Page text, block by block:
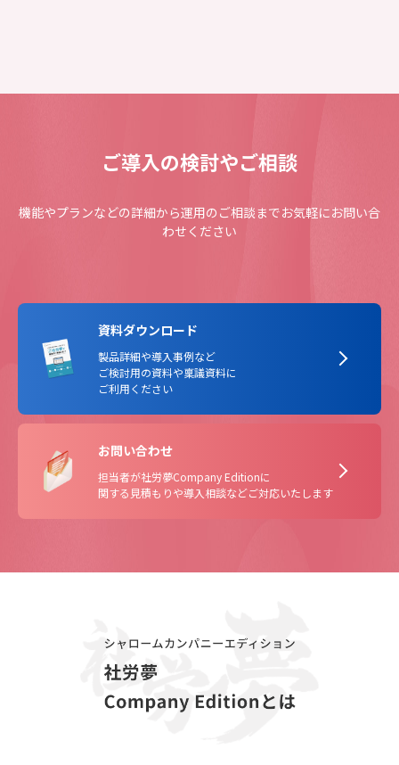
ご導入の検討やご相談
機能やプランなどの詳細から運用のご相談までお気軽にお問い合
わせください
資料ダウンロード
製品詳細や導入事例など
ご検討用の資料や稟議資料に
ご利用ください
お問い合わせ
担当者が社労夢Company Editionに
関する見積もりや導入相談などご対応いたします